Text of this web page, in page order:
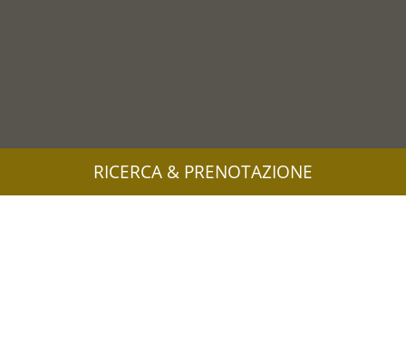
RICERCA & PRENOTAZIONE